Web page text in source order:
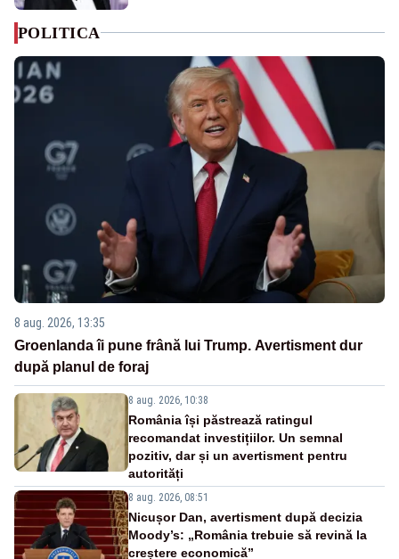
POLITICA
8 aug. 2026, 13:35
Groenlanda îi pune frână lui Trump. Avertisment dur
după planul de foraj
8 aug. 2026, 10:38
România își păstrează ratingul
recomandat investițiilor. Un semnal
pozitiv, dar și un avertisment pentru
autorități
8 aug. 2026, 08:51
Nicușor Dan, avertisment după decizia
Moody’s: „România trebuie să revină la
creștere economică”